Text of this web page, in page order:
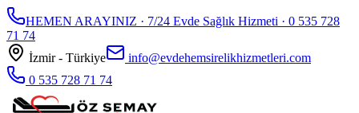
HEMEN ARAYINIZ · 7/24 Evde Sağlık Hizmeti · 0 535 728
71 74
İzmir - Türkiye
info@evdehemsirelikhizmetleri.com
0 535 728 71 74